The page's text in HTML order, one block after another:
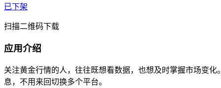
已下架
扫描二维码下载
应用介绍
关注黄金行情的人，往往既想看数据，也想及时掌握市场变化
息，不用来回切换多个平台。